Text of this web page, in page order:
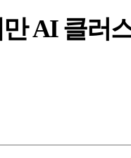
AI 클러